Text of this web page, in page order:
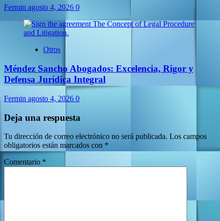
Fermin agosto 4, 2026 0
Otros
Méndez Sancho Abogados: Excelencia, Rigor y
Defensa Jurídica Integral
Fermin agosto 4, 2026 0
Deja una respuesta
Tu dirección de correo electrónico no será publicada. Los campos
obligatorios están marcados con *
Comentario *